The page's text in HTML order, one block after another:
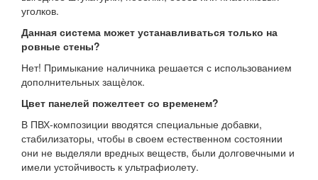
уголков.
Данная система может устанавливаться только на
ровные стены?
Нет! Примыкание наличника решается с использованием
дополнительных защѐлок.
Цвет панелей пожелтеет со временем?
В ПВХ-композиции вводятся специальные добавки,
стабилизаторы, чтобы в своем естественном состоянии
они не выделяли вредных веществ, были долговечными и
имели устойчивость к ультрафиолету.